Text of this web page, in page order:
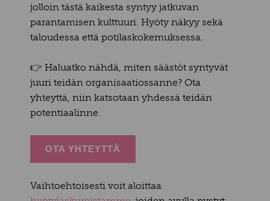
jolloin tästä kaikesta syntyy jatkuvan
parantamisen kulttuuri. Hyöty näkyy sekä
taloudessa että potilaskokemuksessa.
👉 Haluatko nähdä, miten säästöt syntyvät
juuri teidän organisaatiossanne? Ota
yhteyttä, niin katsotaan yhdessä teidän
potentiaalinne.
OTA YHTEYTTÄ
Vaihtoehtoisesti voit aloittaa